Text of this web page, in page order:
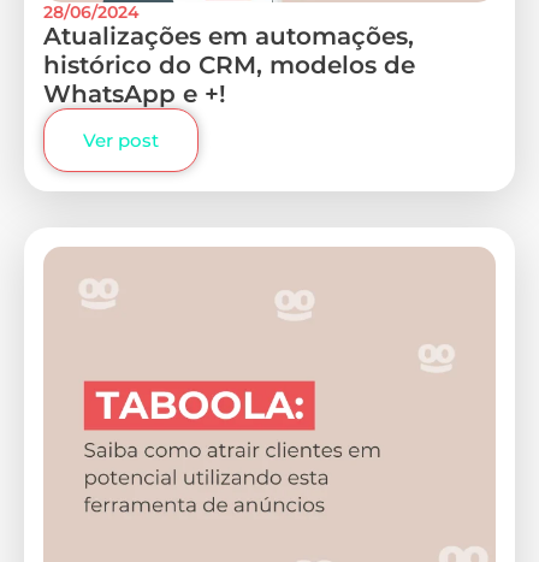
28/06/2024
Atualizações em automações,
histórico do CRM, modelos de
WhatsApp e +!
Ver post